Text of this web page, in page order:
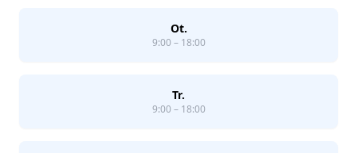
Ot.
9:00 – 18:00
Tr.
9:00 – 18:00